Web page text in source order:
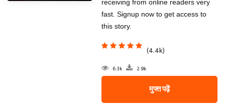
receiving from online readers very
fast. Signup now to get access to
this story.
(4.4k)
6.3k 2.9k
मुफ्त पढ़ें